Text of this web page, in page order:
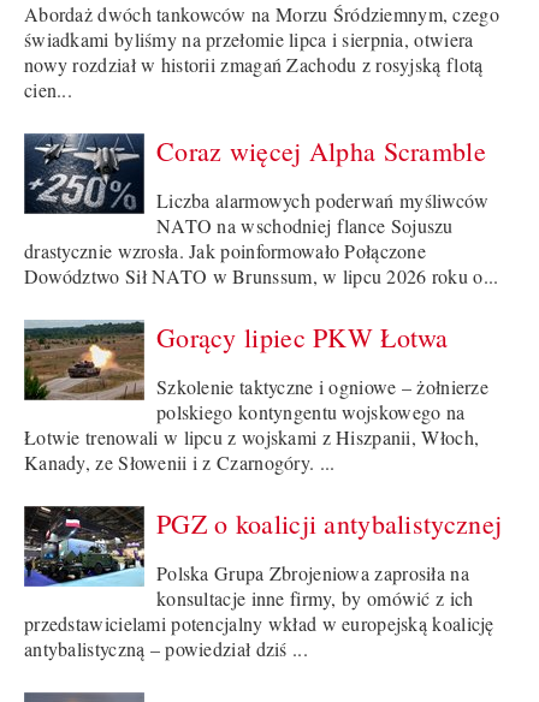
Abordaż dwóch tankowców na Morzu Śródziemnym, czego
świadkami byliśmy na przełomie lipca i sierpnia, otwiera
nowy rozdział w historii zmagań Zachodu z rosyjską flotą
cien...
Coraz więcej Alpha Scramble
Liczba alarmowych poderwań myśliwców
NATO na wschodniej flance Sojuszu
drastycznie wzrosła. Jak poinformowało Połączone
Dowództwo Sił NATO w Brunssum, w lipcu 2026 roku o...
Gorący lipiec PKW Łotwa
Szkolenie taktyczne i ogniowe – żołnierze
polskiego kontyngentu wojskowego na
Łotwie trenowali w lipcu z wojskami z Hiszpanii, Włoch,
Kanady, ze Słowenii i z Czarnogóry. ...
PGZ o koalicji antybalistycznej
Polska Grupa Zbrojeniowa zaprosiła na
konsultacje inne firmy, by omówić z ich
przedstawicielami potencjalny wkład w europejską koalicję
antybalistyczną – powiedział dziś ...